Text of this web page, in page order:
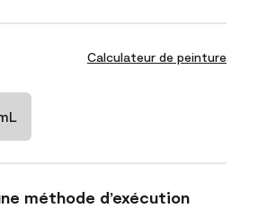
Calculateur de peinture
méthode d’exécution